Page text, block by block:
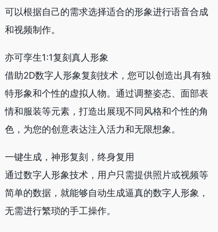
可以根据自己的需求选择适合的形象进行语音合成
和视频制作。
亦可孪生1:1复刻真人形象
借助2D数字人形象复刻技术，您可以创造出具有独
特形象和个性的虚拟人物。通过调整姿态、面部表
情和服装等元素，打造出展现不同风格和个性的角
色，为您的创意表达注入活力和无限想象。
一键生成，神形复刻，终身复用
通过数字人形象技术，用户只需提供照片或视频等
简单的数据，就能够自动生成逼真的数字人形象，
无需进行繁琐的手工操作。